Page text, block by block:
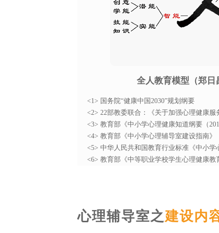
全人教育模型（郑日
<1> 国务院“健康中国2030”规划纲要
<2> 22部教委联合：《关于加强心理健康服
<3> 教育部《中小学心理健康知道纲要（
<4> 教育部《中小学心理辅导室建设指南》
<5> 中华人民共和国教育行业标准《中小学
<6> 教育部《中等职业学校学生心理健康教
心理辅导室之建设内